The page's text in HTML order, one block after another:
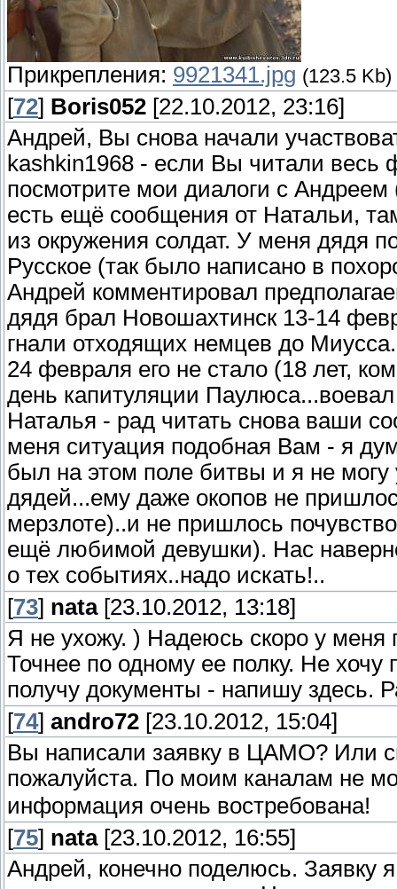
Прикрепления: 9921341.jpg (123.5 Kb)
[72] Boris052 [22.10.2012, 23:16]
Андрей, Вы снова начали
kashkin1968 - если Вы читали
посмотрите мои диалоги с
есть ещё сообщения от Натальи,
из окружения солдат. У меня дядя
Русское (так было написано в
Андрей комментировал
дядя брал Новошахтинск 13-14
гнали отходящих немцев до
24 февраля его не стало (18 лет,
день капитуляции Паулюса...воевал
Наталья - рад читать снова ваши
меня ситуация подобная Вам - я
был на этом поле битвы и я не
дядей...ему даже окопов не
мерзлоте)..и не пришлось
ещё любимой девушки). Нас
о тех событиях..надо искать!..
[73] nata[23.10.2012, 13:18]
Я не ухожу. ) Надеюсь скоро у
Точнее по одному ее полку. Не хочу
получу документы - напишу здесь.
[74] andro72 [23.10.2012, 15:04]
Вы написали заявку в ЦАМО? Или
пожалуйста. По моим каналам не
информация очень востребована!
[75] nata[23.10.2012, 16:55]
Андрей, конечно поделюсь.